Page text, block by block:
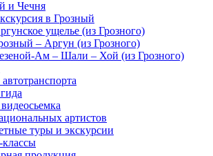
и Чечня
в Грозный
ущелье (из Грозного)
– Аргун (из Грозного)
Ам – Шали – Хой (из Грозного)
артистов
туры и экскурсии